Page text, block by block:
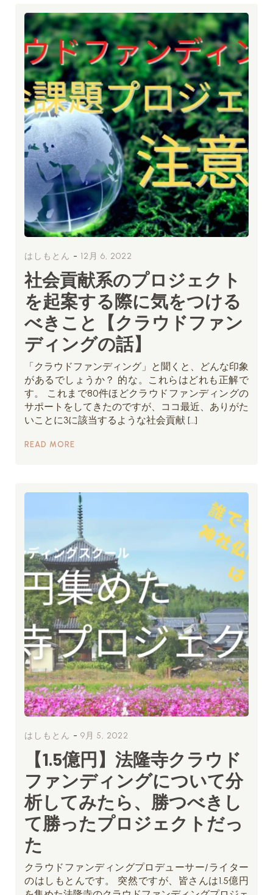
はしもとん - 12月 6, 2022
社会貢献系のプロジェクト
を起案する際に気をつける
べきこと【クラウドファン
ディングの話】
「クラウドファンディング」と聞くと、どんな印象
があるでしょうか？ 的な。これらはどれも正解で
す。 これまで80件ほどクラウドファンディングの
サポートをしてきたのですが、ココ最近、ありがた
いことに3に該当するような社会貢献 […]
READ MORE
はしもとん - 9月 5, 2022
【1.5億円】法隆寺クラウド
ファンディングについて分
析してみたら、勝つべきし
て勝ったプロジェクトだっ
た
クラウドファンディングプロデューサー/ライター
のはしもとんです。 突然ですが、皆さんは1.5億円